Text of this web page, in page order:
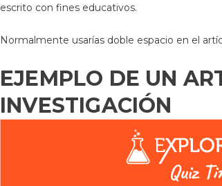
escrito con fines educativos.
Normalmente usarías doble espacio en el
EJEMPLO DE UN
INVESTIGACIÓN